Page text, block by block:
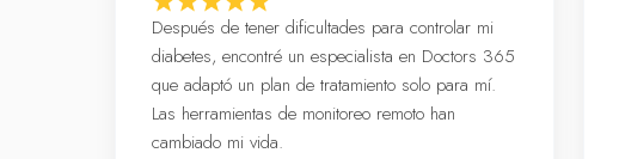
Después de tener dificultades para controlar mi
diabetes, encontré un especialista en Doctors 365
que adaptó un plan de tratamiento solo para mí.
Las herramientas de monitoreo remoto han
cambiado mi vida.